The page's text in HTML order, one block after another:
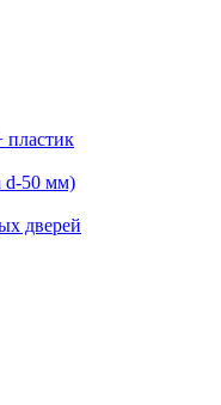
пластик
d-50 мм)
дверей